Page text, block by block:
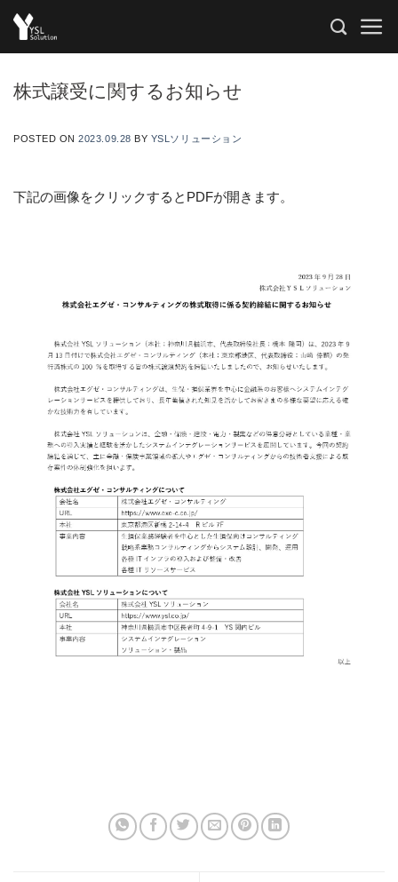
Skip
株式譲受に関するお知らせ
POSTED ON2023.09.28 BY YSLソリューション
下記の画像をクリックするとPDFが開きます。